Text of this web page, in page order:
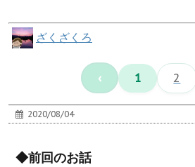
ざくざくろ
‹ 1 2
2020/08/04
◆前回のお話